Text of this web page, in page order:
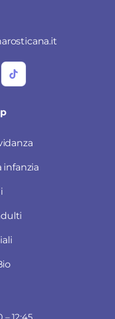
infanzia
– 12:45